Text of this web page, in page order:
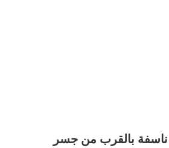
ناسفة بالقرب من جسر